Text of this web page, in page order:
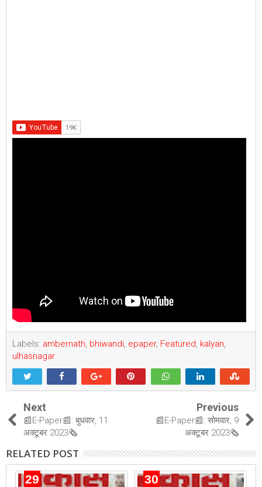
Labels: ambernath, bhiwandi, epaper, Featured, kalyan,
ulhasnagar
Next
📰E-Paper📰: बुधवार, 11
अक्टूबर 2023🗞
Previous
📰E-Paper📰: सोमवार, 9
अक्टूबर 2023🗞
RELATED POST
29
30